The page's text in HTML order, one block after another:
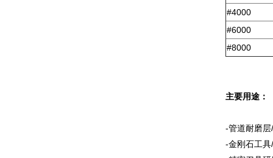
#4000
#6000
#8000
主要用途：
-管道耐磨
-金刚石工